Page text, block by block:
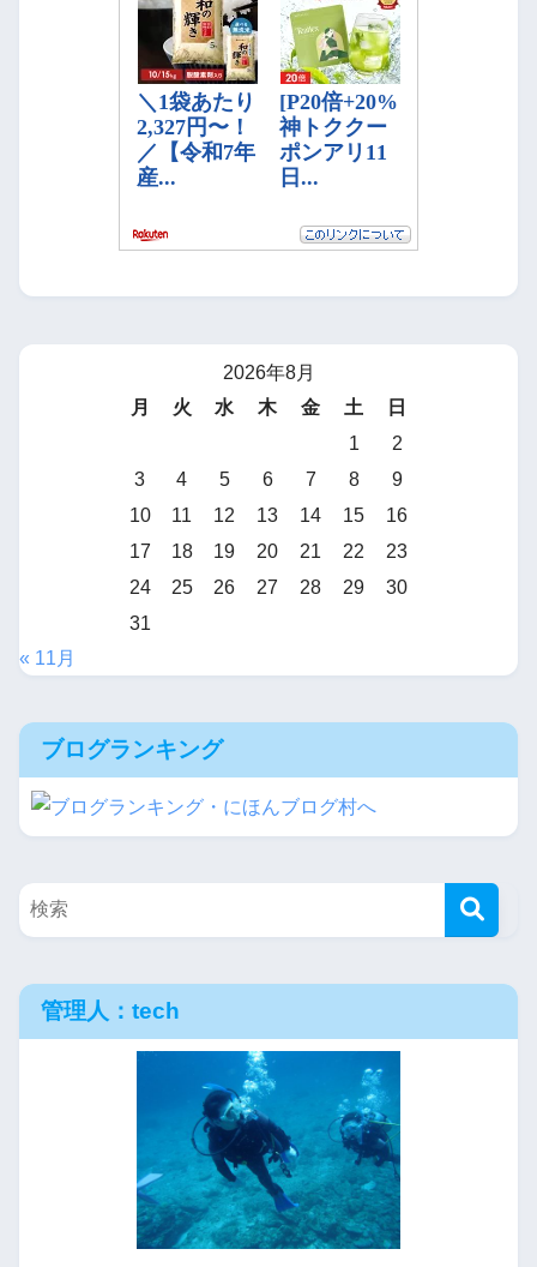
2026年8月
月
火 水 木 金 土
日
1
2
3
4 5 6 7 8
9
10
11 12 13 14 15
16
17
18 19 20 21 22
23
24
25 26 27 28 29
30
31
« 11月
ブログランキング
管理人：tech